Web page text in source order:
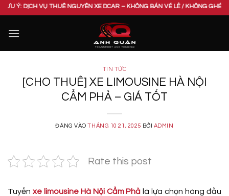
Bỏ
nội
VỤ THUÊ NGUYÊN XE DCAR – KHÔNG BÁN VÉ LẺ / KHÔNG GHÉP CHUNG
TIN TỨC
[CHO THUÊ] XE LIMOUSINE HÀ NỘI
CẨM PHẢ – GIÁ TỐT
ĐĂNG VÀOTHÁNG 10 21, 2025 BỞI ADMIN
Rate this post
Tuyến xe limousine Hà Nội Cẩm Phả là lựa chọn hàng đầu